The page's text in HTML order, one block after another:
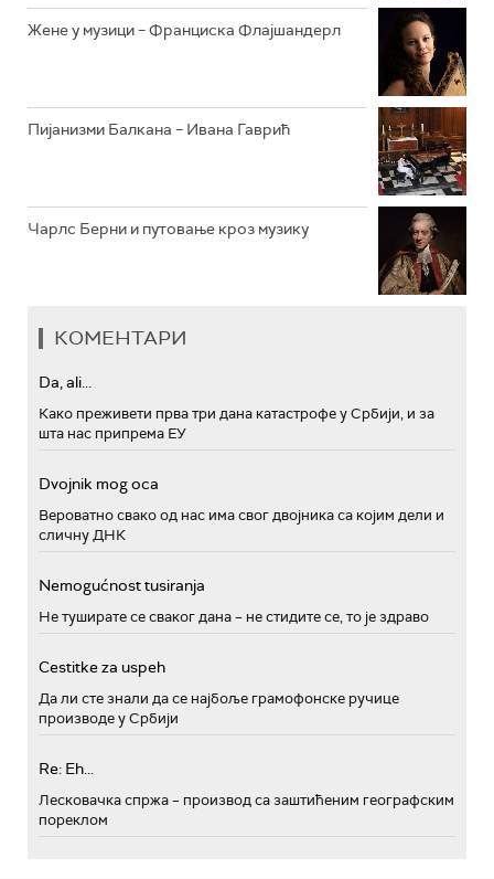
Жене у музици – Франциска Флајшандерл
Пијанизми Балкана – Ивана Гаврић
Чарлс Берни и путовање кроз музику
КОМЕНТАРИ
Da, ali...
Како преживети прва три дана катастрофе у Србији, и за
шта нас припрема ЕУ
Dvojnik mog oca
Вероватно свако од нас има свог двојника са којим дели и
сличну ДНК
Nemogućnost tusiranja
Не туширате се сваког дана – не стидите се, то је здраво
Cestitke za uspeh
Да ли сте знали да се најбоље грамофонске ручице
производе у Србији
Re: Eh...
Лесковачка спржа – производ са заштићеним географским
пореклом